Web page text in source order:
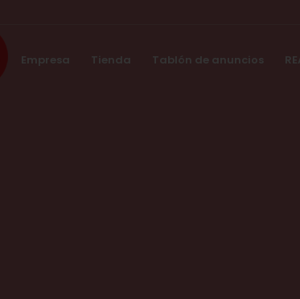
Empresa Tienda Tablón de anuncios